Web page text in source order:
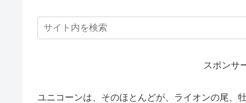
スポンサ
ユニコーンは、そのほとんどが、ライオンの尾、